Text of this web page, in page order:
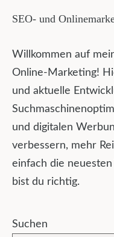
SEO- und
Willkommen auf
Online-Marketing!
und aktuelle
und digitalen
verbessern, mehr
einfach die
bist du richtig.
Suchen